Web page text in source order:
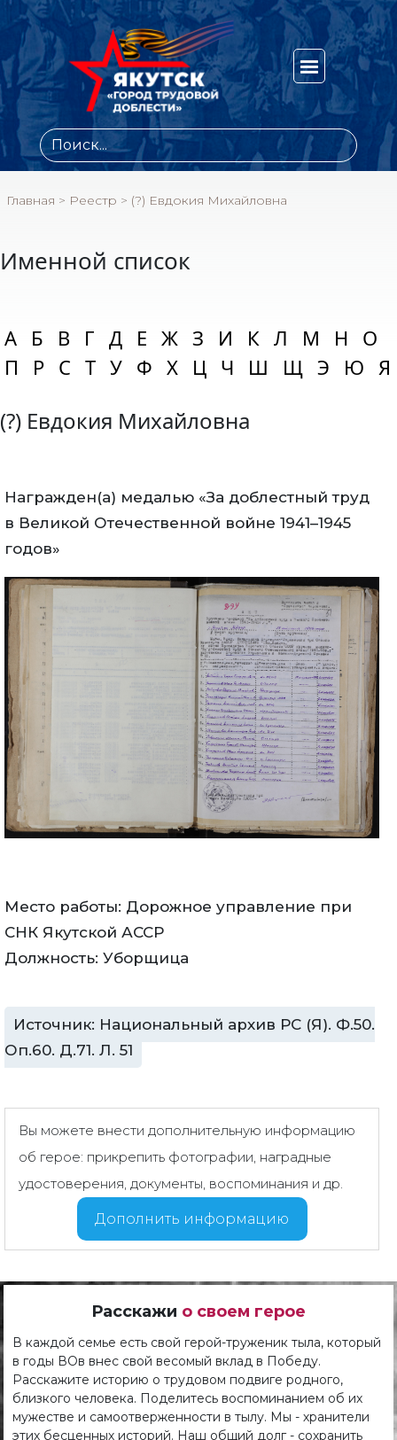
Главная > Реестр > (?) Евдокия Михайловна
Именной список
А Б В Г Д Е Ж З И К Л М Н О
П
Р С Т У Ф Х Ц Ч Ш Щ Э Ю Я
(?) Евдокия Михайловна
Награжден(а) медалью «За доблестный труд
в Великой Отечественной войне 1941–1945
годов»
Место работы: Дорожное управление при
СНК Якутской АССР
Должность: Уборщица
Источник: Национальный архив РС (Я). Ф.50.
Оп.60. Д.71. Л. 51
Вы можете внести дополнительную информацию
об герое: прикрепить фотографии, наградные
удостоверения, документы, воспоминания и др.
Дополнить информацию
Расскажи о своем герое
В каждой семье есть свой герой-труженик тыла, который
в годы ВОв внес свой весомый вклад в Победу.
Расскажите историю о трудовом подвиге родного,
близкого человека. Поделитесь воспоминанием об их
мужестве и самоотверженности в тылу. Мы - хранители
этих бесценных историй. Наш общий долг - сохранить